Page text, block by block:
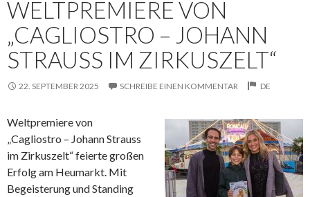
WELTPREMIERE VON
„CAGLIOSTRO – JOHANN
STRAUSS IM ZIRKUSZELT“
22. SEPTEMBER 2025 SCHREIBE EINEN KOMMENTAR DE
Weltpremiere von
„Cagliostro – Johann Strauss
im Zirkuszelt“ feierte großen
Erfolg am Heumarkt. Mit
Begeisterung und Standing